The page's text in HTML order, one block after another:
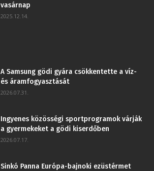
vasárnap
2025.12.14.
A Samsung gödi gyára csökkentette a víz-
és áramfogyasztását
2026.07.31.
Ingyenes közösségi sportprogramok várják
a gyermekeket a gödi kiserdőben
2026.07.17.
Sinkó Panna Európa-bajnoki ezüstérmet